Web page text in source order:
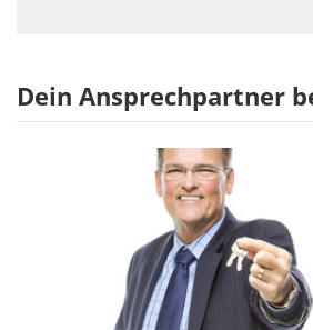
Dein Ansprechpartner